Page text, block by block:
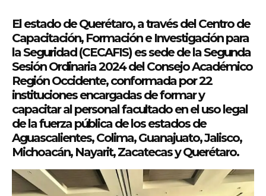
El estado de Querétaro, a través del Centro de
Capacitación, Formación e Investigación para
la Seguridad (CECAFIS) es sede de la Segunda
Sesión Ordinaria 2024 del Consejo Académico
Región Occidente, conformada por 22
instituciones encargadas de formar y
capacitar al personal facultado en el uso legal
de la fuerza pública de los estados de
Aguascalientes, Colima, Guanajuato, Jalisco,
Michoacán, Nayarit, Zacatecas y Querétaro.